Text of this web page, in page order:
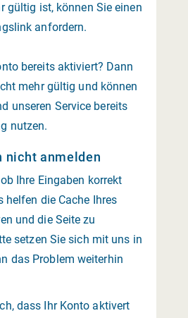
gültig ist, können Sie einen
anfordern.
bereits aktiviert? Dann
mehr gültig und können
unseren Service bereits
nutzen.
nicht anmelden
Ihre Eingaben korrekt
helfen die Cache Ihres
und die Seite zu
setzen Sie sich mit uns in
das Problem weiterhin
dass Ihr Konto aktivert